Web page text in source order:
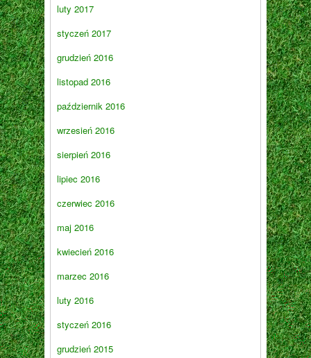
luty 2017
styczeń 2017
grudzień 2016
listopad 2016
październik 2016
wrzesień 2016
sierpień 2016
lipiec 2016
czerwiec 2016
maj 2016
kwiecień 2016
marzec 2016
luty 2016
styczeń 2016
grudzień 2015